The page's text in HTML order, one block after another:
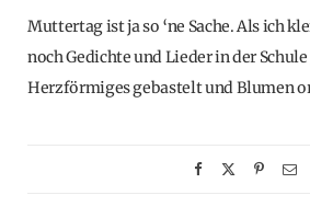
Muttertag ist ja so ‘ne Sache. Als ich
noch Gedichte und Lieder in der
Herzförmiges gebastelt und Blumen